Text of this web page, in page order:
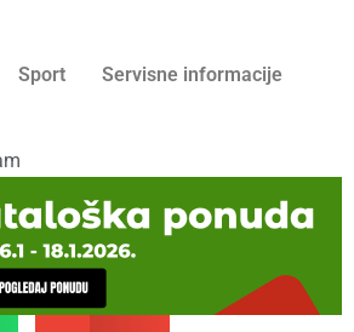
Sport Servisne informacije